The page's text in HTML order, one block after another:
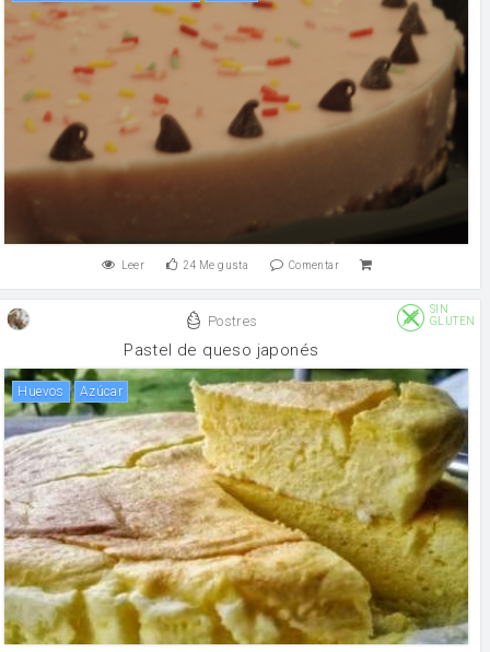
Leer 24 Me gusta Comentar
Postres
SIN
GLUTEN
Pastel de queso japonés
huevos Azúcar